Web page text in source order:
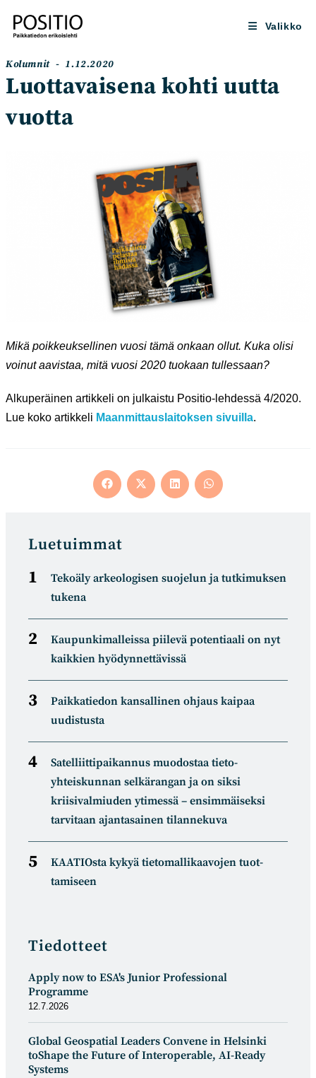
suoraan
sisältöön
Valikko
Artikkelin
kategoria:
Kolumnit
Artikkeli
julkaistu:
1.12.2020
Luottavaisena kohti uutta
vuotta
Mikä poikkeuksellinen vuosi tämä onkaan ollut. Kuka olisi
voinut aavistaa, mitä vuosi 2020 tuokaan tullessaan?
Alkuperäinen artikkeli on julkaistu Positio-lehdessä 4/2020.
Lue koko artikkeli Maanmittauslaitoksen sivuilla.
Opens
in
Opens
in
Opens
in
Opens
in
Luetuimmat
Tekoäly arkeologisen suojelun ja tutkimuksen
tukena
Kaupunkimalleissa piilevä potentiaali on nyt
kaikkien hyödynnettävissä
Paikkatiedon kansallinen ohjaus kaipaa
uudistusta
Satelliitti­paikannus muodostaa tieto­
yhteiskunnan selkä­rangan ja on siksi
kriisivalmiuden ytimessä – ensimmäiseksi
tarvitaan ajantasainen tilannekuva
KAATIOsta kykyä tietomal­likaa­vojen tuot­
tamiseen
Tiedotteet
Apply now to ESA's Junior Professional
Programme
12.7.2026
Global Geospatial Leaders Convene in Helsinki
toShape the Future of Interoperable, AI-Ready
Systems